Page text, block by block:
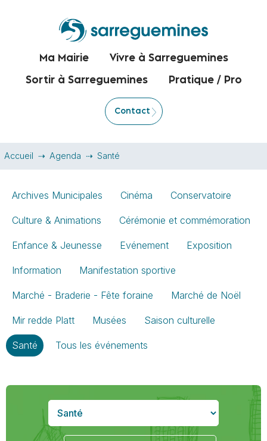
Ma Mairie Vivre à Sarreguemines
Sortir à Sarreguemines Pratique / Pro
Contact
Accueil Agenda Santé
Archives Municipales Cinéma Conservatoire
Culture & Animations Cérémonie et commémoration
Enfance & Jeunesse Evénement Exposition
Information Manifestation sportive
Marché - Braderie - Fête foraine Marché de Noël
Mir redde Platt Musées Saison culturelle
Santé Tous les événements